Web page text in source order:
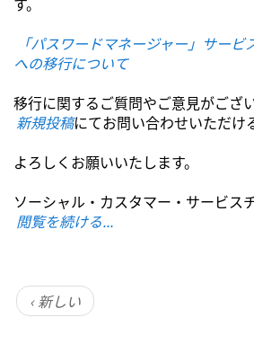
「パスワードマネージャー」サー
への移行について
移行に関するご質問やご意見がござ
新規投稿にてお問い合わせいただけ
よろしくお願いいたします。
ソーシャル・カスタマー・サービス
閲覧を続ける...
‹ 新しい